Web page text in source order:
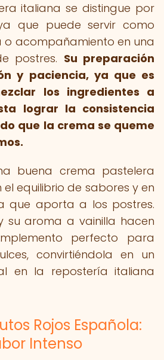
italiana se distingue por
que puede servir como
o acompañamiento en una
postres. Su preparación
y paciencia, ya que es
los ingredientes a
lograr la consistencia
que la crema se queme
buena crema pastelera
equilibrio de sabores y en
que aporta a los postres.
su aroma a vainilla hacen
perfecto para
convirtiéndola en un
en la repostería italiana
Rojos Española:
Intenso